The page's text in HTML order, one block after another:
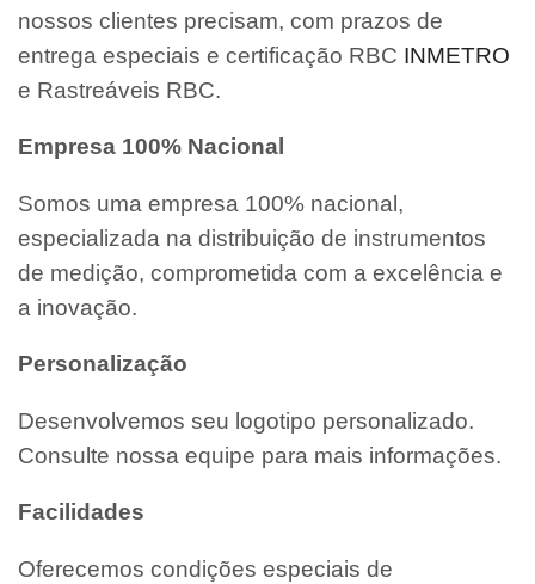
nossos clientes precisam, com prazos de
entrega especiais e certificação RBC INMETRO
e Rastreáveis RBC.
Empresa 100% Nacional
Somos uma empresa 100% nacional,
especializada na distribuição de instrumentos
de medição, comprometida com a excelência e
a inovação.
Personalização
Desenvolvemos seu logotipo personalizado.
Consulte nossa equipe para mais informações.
Facilidades
Oferecemos condições especiais de